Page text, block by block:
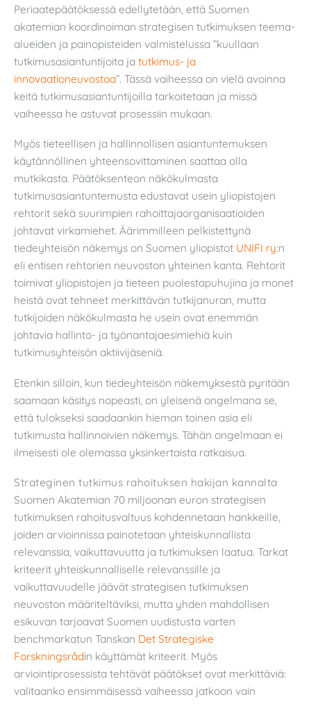
Periaatepäätöksessä edellytetään, että Suomen
akatemian koordinoiman strategisen tutkimuksen teema-
alueiden ja painopisteiden valmistelussa ”kuullaan
tutkimusasiantuntijoita ja tutkimus- ja
innovaationeuvostoa”. Tässä vaiheessa on vielä avoinna
keitä tutkimusasiantuntijoilla tarkoitetaan ja missä
vaiheessa he astuvat prosessiin mukaan.
Myös tieteellisen ja hallinnollisen asiantuntemuksen
käytännöllinen yhteensovittaminen saattaa olla
mutkikasta. Päätöksenteon näkökulmasta
tutkimusasiantuntemusta edustavat usein yliopistojen
rehtorit sekä suurimpien rahoittajaorganisaatioiden
johtavat virkamiehet. Äärimmilleen pelkistettynä
tiedeyhteisön näkemys on Suomen yliopistot UNIFI ry:n
eli entisen rehtorien neuvoston yhteinen kanta. Rehtorit
toimivat yliopistojen ja tieteen puolestapuhujina ja monet
heistä ovat tehneet merkittävän tutkijanuran, mutta
tutkijoiden näkökulmasta he usein ovat enemmän
johtavia hallinto- ja työnantajaesimiehiä kuin
tutkimusyhteisön aktiivijäseniä.
Etenkin silloin, kun tiedeyhteisön näkemyksestä pyritään
saamaan käsitys nopeasti, on yleisenä ongelmana se,
että tulokseksi saadaankin hieman toinen asia eli
tutkimusta hallinnoivien näkemys. Tähän ongelmaan ei
ilmeisesti ole olemassa yksinkertaista ratkaisua.
Strateginen tutkimus rahoituksen hakijan kannalta
Suomen Akatemian 70 miljoonan euron strategisen
tutkimuksen rahoitusvaltuus kohdennetaan hankkeille,
joiden arvioinnissa painotetaan yhteiskunnallista
relevanssia, vaikuttavuutta ja tutkimuksen laatua. Tarkat
kriteerit yhteiskunnalliselle relevanssille ja
vaikuttavuudelle jäävät strategisen tutkimuksen
neuvoston määriteltäviksi, mutta yhden mahdollisen
esikuvan tarjoavat Suomen uudistusta varten
benchmarkatun Tanskan Det Strategiske
Forskningsrådin käyttämät kriteerit. Myös
arviointiprosessista tehtävät päätökset ovat merkittäviä:
valitaanko ensimmäisessä vaiheessa jatkoon vain